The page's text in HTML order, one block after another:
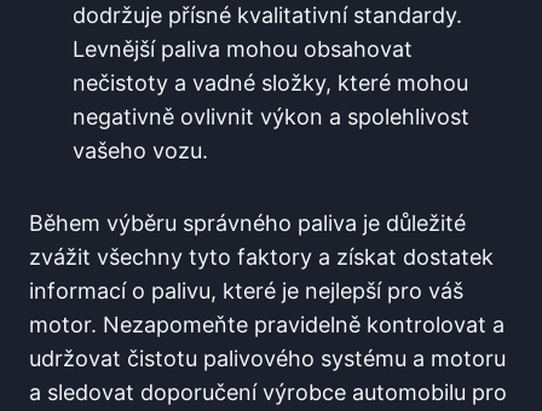
⁣dodržuje přísné kvalitativní standardy.
Levnější paliva mohou obsahovat
nečistoty a vadné složky, které​ mohou
negativně ovlivnit výkon a spolehlivost
vašeho vozu.
Během výběru⁤ správného paliva je důležité
zvážit všechny​ tyto faktory a​ získat⁢ dostatek
informací o palivu, ​které je nejlepší pro váš
motor. Nezapomeňte pravidelně kontrolovat a⁣
udržovat čistotu palivového systému a motoru
a sledovat doporučení‌ výrobce automobilu pro